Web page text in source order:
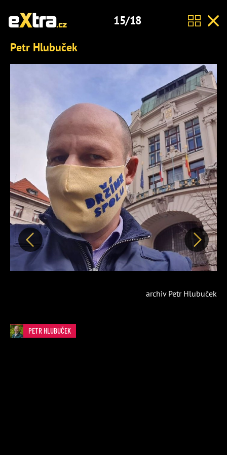
15/18
Petr Hlubuček
Předchozí Další
archiv Petr Hlubuček
PETR HLUBUČEK